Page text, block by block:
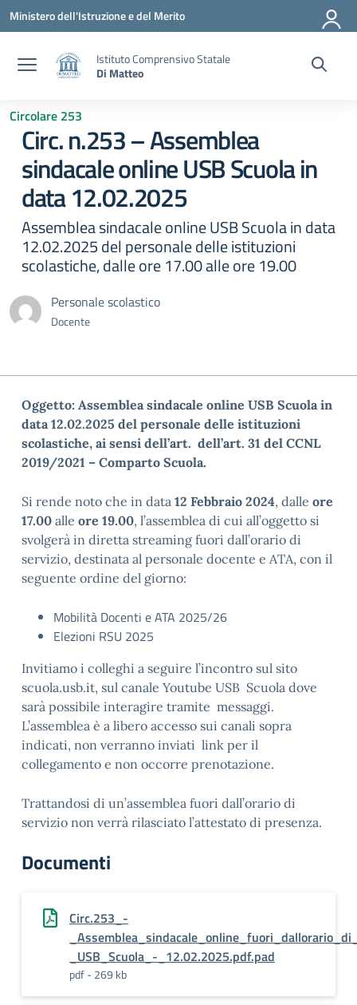
Vai ai contenuti
Vai al menu di navigazione
Vai al footer
Ministero dell'Istruzione e del Merito
Istituto Comprensivo Statale
Di Matteo
Circolare 253
Circ. n.253 – Assemblea
sindacale online USB Scuola in
data 12.02.2025
Assemblea sindacale online USB Scuola in data
12.02.2025 del personale delle istituzioni
scolastiche, dalle ore 17.00 alle ore 19.00
Personale scolastico
Docente
Oggetto: Assemblea sindacale online USB Scuola in
data 12.02.2025 del personale delle istituzioni
scolastiche, ai sensi dell’art. dell’art. 31 del CCNL
2019/2021 – Comparto Scuola.
Si rende noto che in data 12 Febbraio 2024, dalle ore
17.00 alle ore 19.00, l’assemblea di cui all’oggetto si
svolgerà in diretta streaming fuori dall’orario di
servizio, destinata al personale docente e ATA, con il
seguente ordine del giorno:
Mobilità Docenti e ATA 2025/26
Elezioni RSU 2025
Invitiamo i colleghi a seguire l’incontro sul sito
scuola.usb.it, sul canale Youtube USB Scuola dove
sarà possibile interagire tramite messaggi.
L’assemblea è a libero accesso sui canali sopra
indicati, non verranno inviati link per il
collegamento e non occorre prenotazione.
Trattandosi di un’assemblea fuori dall’orario di
servizio non verrà rilasciato l’attestato di presenza.
Documenti
Circ.253_-
_USB_Scuola_-_12.02.2025.pdf.pad
pdf - 269 kb